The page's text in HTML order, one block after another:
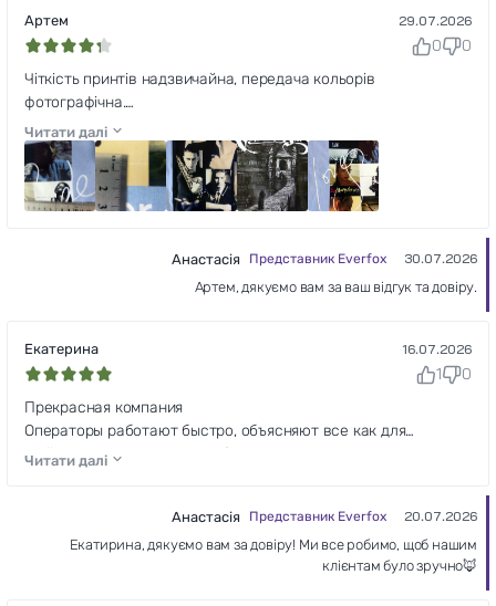
Артем 29.07.2026
0
0
Чіткість принтів надзвичайна, передача кольорів
фотографічна.
Попередньо я мав сумніви, що високодеталізоване
зображення реально перенести на одяг без значних втрат
якості. Everfox мене цих сумнівів позбавив.
І найдрібніші деталі, і найтонші шрифти, і контури в 1(!) піксель
Читати далі
Анастасія Представник Everfox 30.07.2026
Артем, дякуємо вам за ваш відгук та довіру.
Екатерина 16.07.2026
1
0
Прекрасная компания
Операторы работают быстро, объясняют все как для
"чайников" с примерами работ
Читати далі
Анастасія Представник Everfox 20.07.2026
Екатирина, дякуємо вам за довіру! Ми все робимо, щоб нашим
клієнтам було зручно🦊